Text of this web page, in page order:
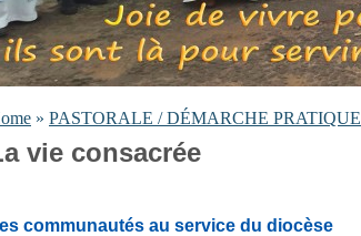
» PASTORALE / DÉMARCHE PRATIQUE
vie consacrée
communautés au service du diocèse